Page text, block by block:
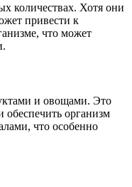
количествах. Хотя они
привести к
что может
и овощами. Это
обеспечить организм
что особенно